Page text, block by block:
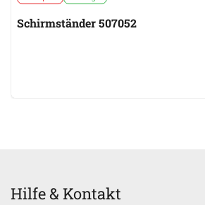
Schirmständer 507052
Hilfe & Kontakt